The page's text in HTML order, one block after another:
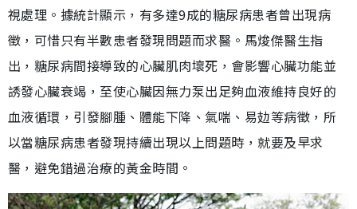
視處理。據統計顯示，有多達9成的糖尿病患者曾出現病
徵，可惜只有半數患者發現問題而求醫。馬焌傑醫生指
出，糖尿病間接導致的心臟肌肉壞死，會影響心臟功能並
誘發心臟衰竭，至使心臟因無力泵出足夠血液維持良好的
血液循環，引發腳腫、體能下降、氣喘、易攰等病徵，所
以當糖尿病患者發現持續出現以上問題時，就要及早求
醫，避免錯過治療的黃金時間。